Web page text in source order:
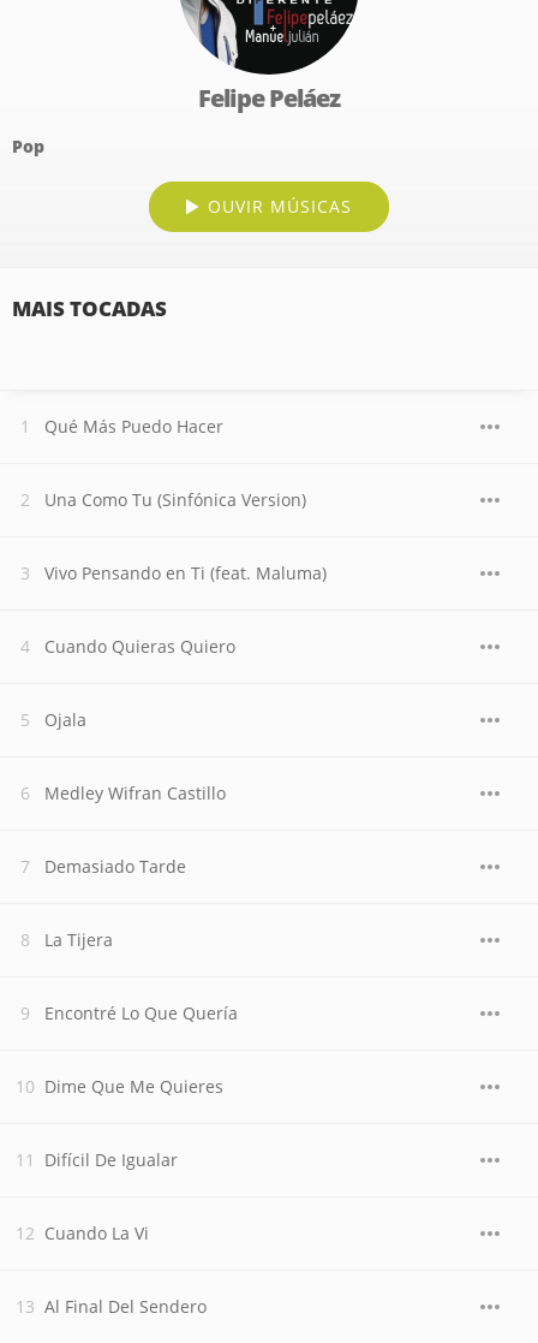
Felipe Peláez
Pop
OUVIR MÚSICAS
MAIS TOCADAS
Qué Más Puedo Hacer
Una Como Tu (Sinfónica Version)
Vivo Pensando en Ti (feat. Maluma)
Cuando Quieras Quiero
Ojala
Medley Wifran Castillo
Demasiado Tarde
La Tijera
Encontré Lo Que Quería
Dime Que Me Quieres
Difícil De Igualar
Cuando La Vi
Al Final Del Sendero